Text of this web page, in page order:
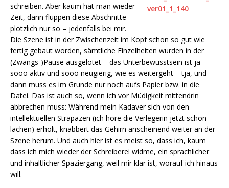
schreiben. Aber kaum hat man wieder
Zeit, dann fluppen diese Abschnitte
plötzlich nur so – jedenfalls bei mir.
Die Szene ist in der Zwischenzeit im Kopf schon so gut wie
fertig gebaut worden, sämtliche Einzelheiten wurden in der
(Zwangs-)Pause ausgelotet – das Unterbewusstsein ist ja
sooo aktiv und sooo neugierig, wie es weitergeht – tja, und
dann muss es im Grunde nur noch aufs Papier bzw. in die
Datei. Das ist auch so, wenn ich vor Müdigkeit mittendrin
abbrechen muss: Während mein Kadaver sich von den
intellektuellen Strapazen (ich höre die Verlegerin jetzt schon
lachen) erholt, knabbert das Gehirn anscheinend weiter an der
Szene herum. Und auch hier ist es meist so, dass ich, kaum
dass ich mich wieder der Schreiberei widme, ein sprachlicher
und inhaltlicher Spaziergang, weil mir klar ist, worauf ich hinaus
will.